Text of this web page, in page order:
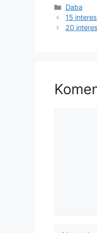
Kategorijas
Daba
15
20
Nosaukums